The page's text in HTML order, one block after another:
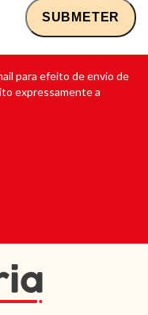
para efeito de envio de
expressamente a